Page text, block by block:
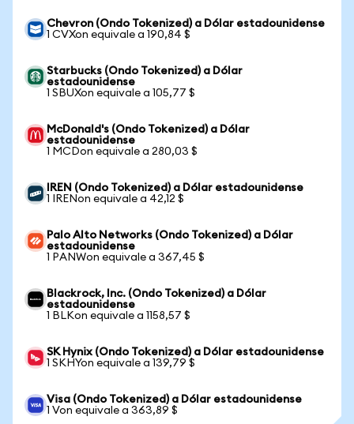
Chevron (Ondo Tokenized) a Dólar estadounidense
1 CVXon equivale a 190,84 $
Starbucks (Ondo Tokenized) a Dólar
estadounidense
1 SBUXon equivale a 105,77 $
McDonald's (Ondo Tokenized) a Dólar
estadounidense
1 MCDon equivale a 280,03 $
IREN (Ondo Tokenized) a Dólar estadounidense
1 IRENon equivale a 42,12 $
Palo Alto Networks (Ondo Tokenized) a Dólar
estadounidense
1 PANWon equivale a 367,45 $
Blackrock, Inc. (Ondo Tokenized) a Dólar
estadounidense
1 BLKon equivale a 1158,57 $
SK Hynix (Ondo Tokenized) a Dólar estadounidense
1 SKHYon equivale a 139,79 $
Visa (Ondo Tokenized) a Dólar estadounidense
1 Von equivale a 363,89 $